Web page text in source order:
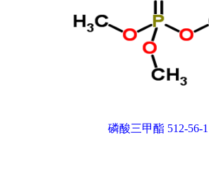
磷酸三甲酯 512-56-1